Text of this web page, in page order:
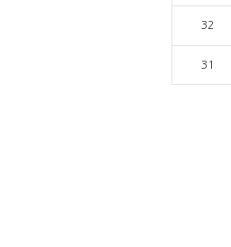
32
31